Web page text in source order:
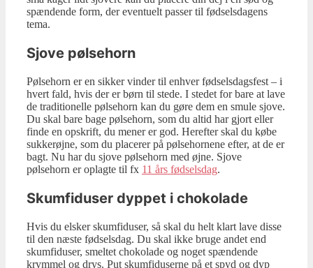
spændende form, der eventuelt passer til fødselsdagens
tema.
Sjove pølsehorn
Pølsehorn er en sikker vinder til enhver fødselsdagsfest – i
hvert fald, hvis der er børn til stede. I stedet for bare at lave
de traditionelle pølsehorn kan du gøre dem en smule sjove.
Du skal bare bage pølsehorn, som du altid har gjort eller
finde en opskrift, du mener er god. Herefter skal du købe
sukkerøjne, som du placerer på pølsehornene efter, at de er
bagt. Nu har du sjove pølsehorn med øjne. Sjove
pølsehorn er oplagte til fx 11 års fødselsdag.
Skumfiduser dyppet i chokolade
Hvis du elsker skumfiduser, så skal du helt klart lave disse
til den næste fødselsdag. Du skal ikke bruge andet end
skumfiduser, smeltet chokolade og noget spændende
krymmel og drys. Put skumfiduserne på et spyd og dyp